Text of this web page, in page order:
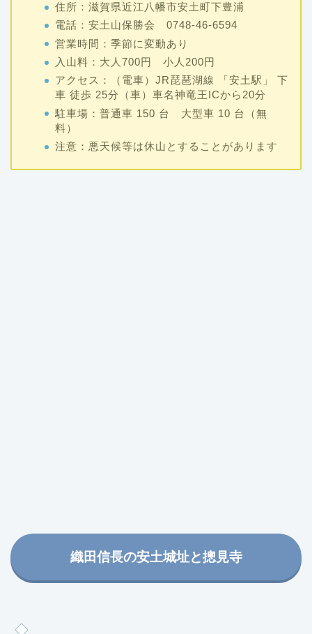
住所：滋賀県近江八幡市安土町下豊浦
電話：安土山保勝会 0748-46-6594
営業時間：季節に変動あり
入山料：大人700円 小人200円
アクセス：（電車）JR琵琶湖線 「安土駅」 下
車 徒歩 25分（車）車名神竜王ICから20分
駐車場：普通車 150 台 大型車 10 台（無
料）
注意：悪天候等は休山とすることがあります
織田信長の安土城址と摠見寺